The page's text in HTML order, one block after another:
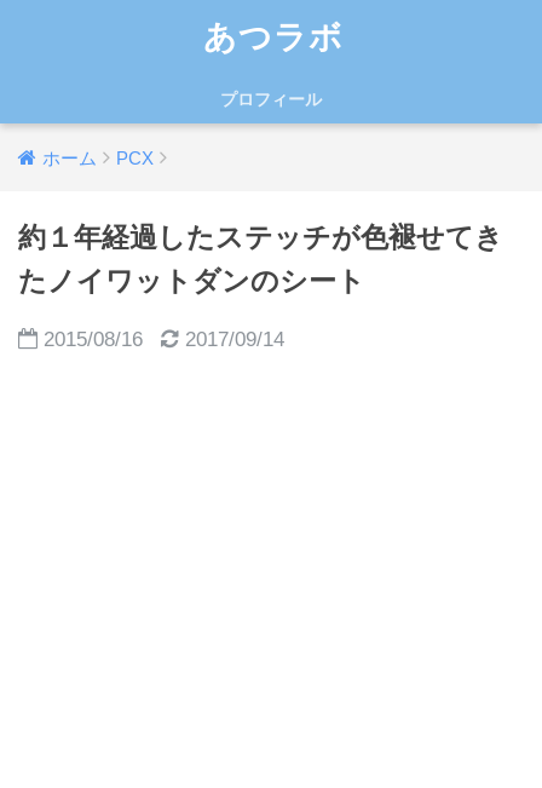
あつラボ
プロフィール
ホーム PCX
約１年経過したステッチが色褪せてき
たノイワットダンのシート
2015/08/16 2017/09/14